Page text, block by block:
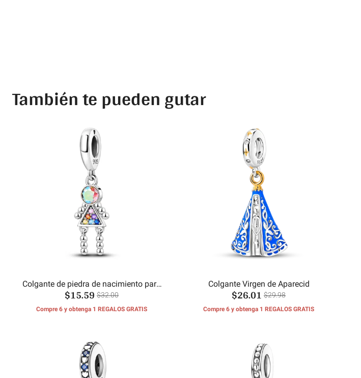
También te pueden gutar
Colgante de piedra de nacimiento para
bebé
$15.59 $32.00
Compre 6 y obtenga 1 REGALOS GRATIS
Colgante Virgen de Aparecid
$26.01 $29.98
Compre 6 y obtenga 1 REGALOS GRATIS